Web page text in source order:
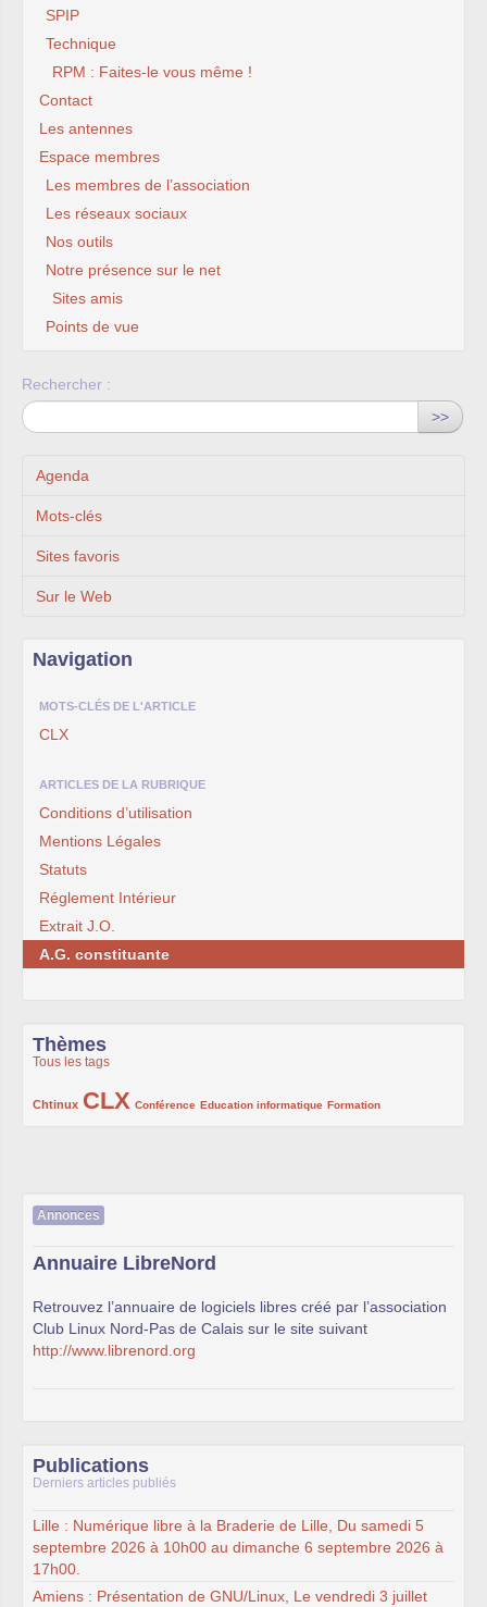
SPIP
Technique
RPM : Faites-le vous même !
Contact
Les antennes
Espace membres
Les membres de l’association
Les réseaux sociaux
Nos outils
Notre présence sur le net
Sites amis
Points de vue
Rechercher :
>>
Agenda
Mots-clés
Sites favoris
Sur le Web
Navigation
MOTS-CLÉS DE L'ARTICLE
CLX
ARTICLES DE LA RUBRIQUE
Conditions d’utilisation
Mentions Légales
Statuts
Réglement Intérieur
Extrait J.O.
A.G. constituante
Thèmes
Tous les tags
Chtinux
222/1002CLX
1002/1002 Conférence
132/1002 Education informatique
119/1002 Formation
168/1002
Annonces
Annuaire LibreNord
Retrouvez l’annuaire de logiciels libres créé par l’association
Club Linux Nord-Pas de Calais sur le site suivant
http://www.librenord.org
Publications
Derniers articles publiés
Lille : Numérique libre à la Braderie de Lille, Du samedi 5
septembre 2026 à 10h00 au dimanche 6 septembre 2026 à
17h00.
Amiens : Présentation de GNU/Linux, Le vendredi 3 juillet